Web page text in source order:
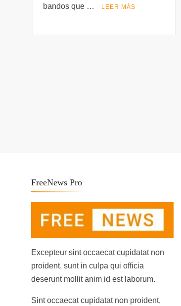
bandos que …
LEER MÁS
FreeNews Pro
Excepteur sint occaecat cupidatat non
proident, sunt in culpa qui officia
deserunt mollit anim id est laborum.
Sint occaecat cupidatat non proident,